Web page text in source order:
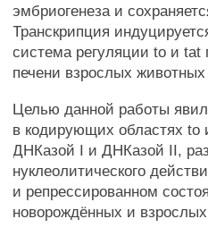
эмбриогенеза и
Транскрипция
система регуляции to и tat
печени взрослых
Целью данной работы
в кодирующих областях
ДНКазой I и ДНКазой II,
нуклеолитического
и репрессированном
новорождённых и